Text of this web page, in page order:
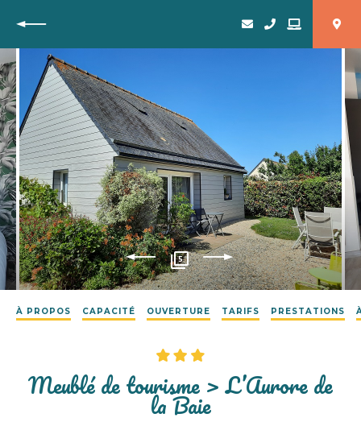
Retour
5
À PROPOS CAPACITÉ OUVERTURE TARIFS PRESTATIONS
Meublé de tourisme > L’Aurore de
la Baie